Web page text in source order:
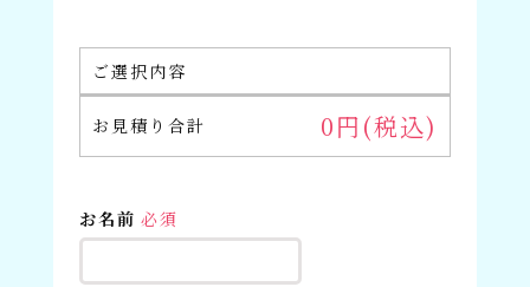
ご選択内容
お見積り合計 0円(税込)
お名前 必須